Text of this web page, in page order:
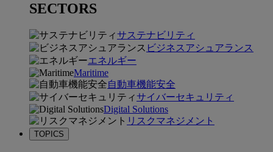
SECTORS
サステナビリティ
ビジネスアシュアランス
エネルギー
Maritime
自動車機能安全
サイバーセキュリティ
Digital Solutions
リスクマネジメント
TOPICS